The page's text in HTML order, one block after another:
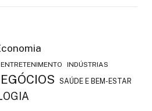
ENTRETENIMENTO INDÚSTRIAS
SAÚDE E BEM-ESTAR